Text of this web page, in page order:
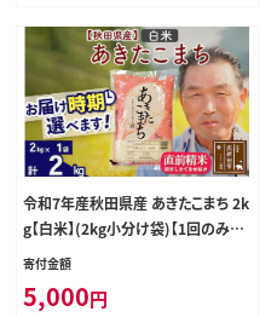
令和7年産秋田県産 あきたこまち 2k
g【白米】(2kg小分け袋)【1回のみお
届け】2025年産 お届け時期選べる
あきたこまち 米どころ 東北 北秋田
寄付金額
5,000円